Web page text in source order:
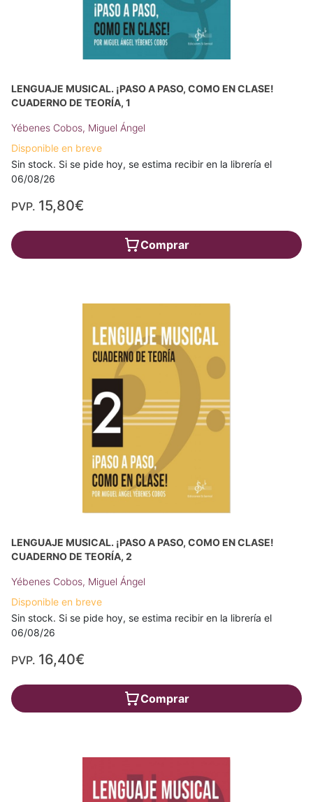
LENGUAJE MUSICAL. ¡PASO A PASO, COMO EN CLASE!
CUADERNO DE TEORÍA, 1
Yébenes Cobos, Miguel Ángel
Disponible en breve
Sin stock. Si se pide hoy, se estima recibir en la librería el
06/08/26
PVP. 15,80€
Comprar
LENGUAJE MUSICAL. ¡PASO A PASO, COMO EN CLASE!
CUADERNO DE TEORÍA, 2
Yébenes Cobos, Miguel Ángel
Disponible en breve
Sin stock. Si se pide hoy, se estima recibir en la librería el
06/08/26
PVP. 16,40€
Comprar